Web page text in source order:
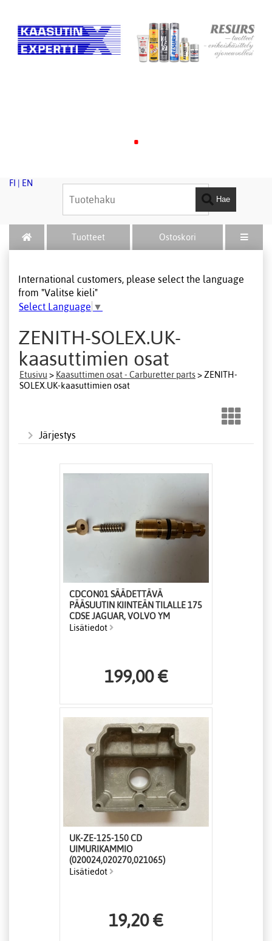
.
FI EN
Hae
Tuotteet Ostoskori
International customers, please select the language
from "Valitse kieli"
Select Language ▼
ZENITH-SOLEX.UK-
kaasuttimien osat
Etusivu > Kaasuttimen osat - Carburetter parts> ZENITH-
SOLEX.UK-kaasuttimien osat
Järjestys
CDCON01 SÄÄDETTÄVÄ
PÄÄSUUTIN KIINTEÄN TILALLE 175
CDSE JAGUAR, VOLVO YM
Lisätiedot
199,00 €
UK-ZE-125-150 CD
UIMURIKAMMIO
(020024,020270,021065)
Lisätiedot
19,20 €